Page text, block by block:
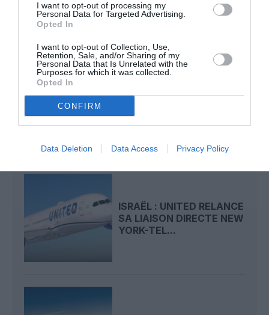
I want to opt-out of processing my
Personal Data for Targeted Advertising.
Opted In
I want to opt-out of Collection, Use,
Retention, Sale, and/or Sharing of my
Personal Data that Is Unrelated with the
Purposes for which it was collected.
Opted In
CONFIRM
Data Deletion Data Access Privacy Policy
PENTAGONE PUBLIE DE
D’OVNI
ISRAËL : UNITED RELANCE
SA LIAISON DIRECTE NEW
YORK-TEL...